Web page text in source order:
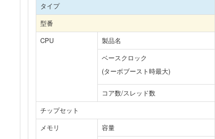
タイプ
型番
CPU
製品名
ベースクロック
(ターボブースト時最大)
コア数/スレッド数
チップセット
メモリ
容量